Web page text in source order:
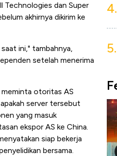
Technologies dan Super
akhirnya dikirim ke
ini," tambahnya,
setelah menerima
meminta otoritas AS
server tersebut
yang masuk
ekspor AS ke China.
siap bekerja
bersama.
4.
5.